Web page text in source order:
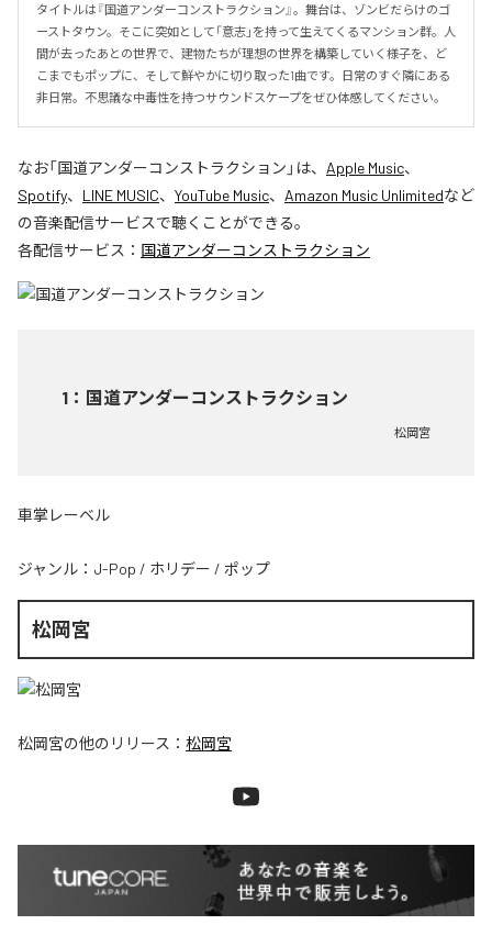
タイトルは『国道アンダーコンストラクション』。舞台は、ゾンビだらけのゴ
ーストタウン。そこに突如として「意志」を持って生えてくるマンション群。人
間が去ったあとの世界で、建物たちが理想の世界を構築していく様子を、ど
こまでもポップに、そして鮮やかに切り取った1曲です。日常のすぐ隣にある
非日常。不思議な中毒性を持つサウンドスケープをぜひ体感してください。
なお「国道アンダーコンストラクション 」は、 Apple Music、
Spotify、 LINE MUSIC、 YouTube Music、 Amazon Music Unlimitedなど
の音楽配信サービスで聴くことができる。
各配信サービス： 国道アンダーコンストラクション
1 ： 国道アンダーコンストラクション
松岡宮
車掌レーベル
ジャンル： J-Pop / ホリデー / ポップ
松岡宮
松岡宮の他のリリース： 松岡宮